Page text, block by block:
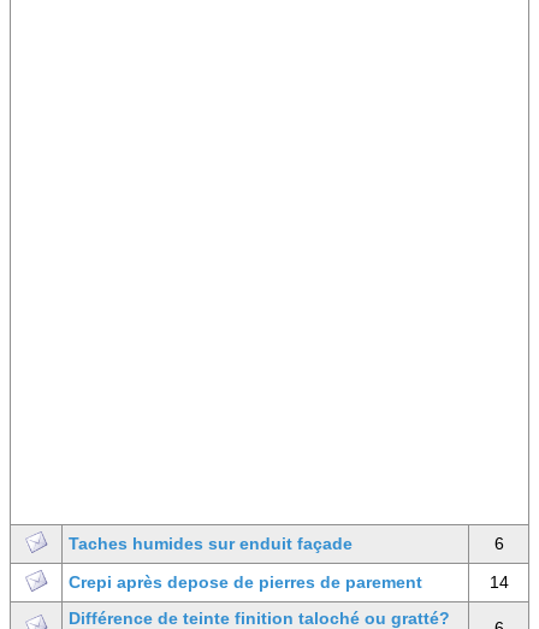
Taches humides sur enduit façade
6
Crepi après depose de pierres de parement
14
Différence de teinte finition taloché ou gratté?